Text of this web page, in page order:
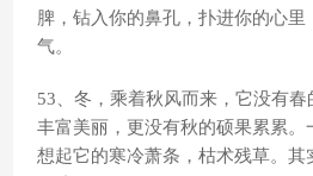
脾，钻入你的鼻孔，扑进你的心里
气。
53、冬，乘着秋风而来，它没有
丰富美丽，更没有秋的硕果累累。
想起它的寒冷萧条，枯术残草。其